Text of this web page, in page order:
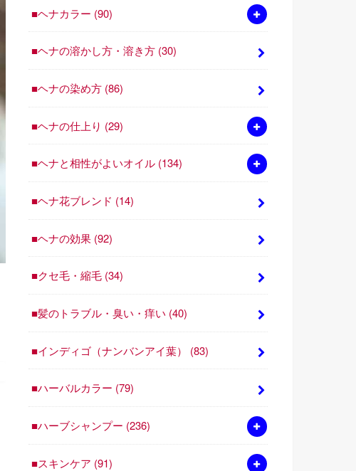
■ヘナカラー (90)
■ヘナの溶かし方・溶き方 (30)
■ヘナの染め方 (86)
■ヘナの仕上り (29)
■ヘナと相性がよいオイル (134)
■ヘナ花ブレンド (14)
■ヘナの効果 (92)
■クセ毛・縮毛 (34)
■髪のトラブル・臭い・痒い (40)
■インディゴ（ナンバンアイ葉） (83)
■ハーバルカラー (79)
■ハーブシャンプー (236)
■スキンケア (91)